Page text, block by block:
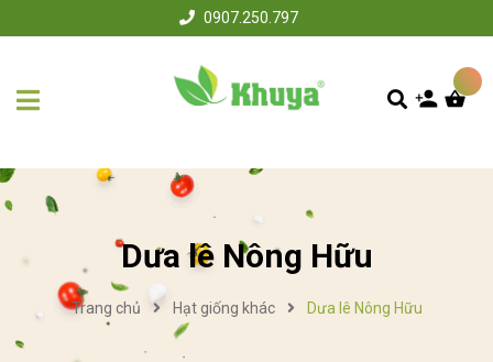
0907.250.797
Dưa lê Nông Hữu
Trang chủ Hạt giống khác Dưa lê Nông Hữu